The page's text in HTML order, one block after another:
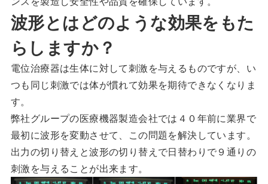
波形とはどのような効果をもた
らしますか？
電位治療器は生体に対して刺激を与えるものですが、い
つも同じ刺激では体が慣れて効果を期待できなくなりま
す。
弊社グループの医療機器製造会社では４０年前に業界で
最初に波形を変動させて、この問題を解決しています。
出力の切り替えと波形の切り替えで日替わりで９通りの
刺激を与えることが出来ます。